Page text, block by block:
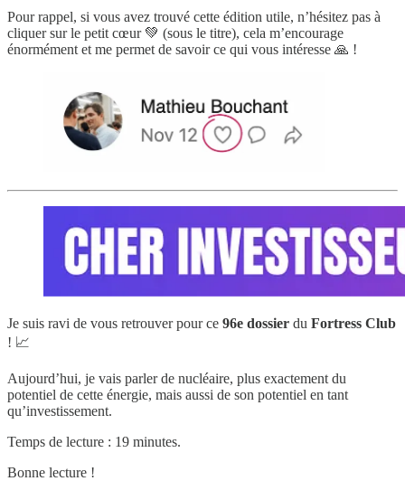
Pour rappel, si vous avez trouvé cette édition utile, n’hésitez pas à
cliquer sur le petit cœur 💚 (sous le titre), cela m’encourage
énormément et me permet de savoir ce qui vous intéresse 🙏 !
Je suis ravi de vous retrouver pour ce 96e dossier du Fortress Club
! 📈
Aujourd’hui, je vais parler de nucléaire, plus exactement du
potentiel de cette énergie, mais aussi de son potentiel en tant
qu’investissement.
Temps de lecture : 19 minutes.
Bonne lecture !